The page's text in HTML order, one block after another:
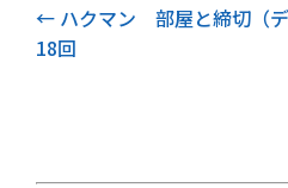
前記事
ハクマン 部屋と締切（
18回